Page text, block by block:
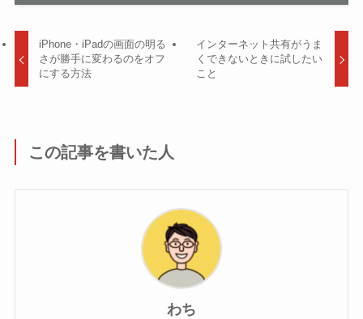
iPhone・iPadの画面の明る
さが勝手に変わるのをオフ
にする方法
インターネット共有がうま
くできないときに試したい
こと
この記事を書いた人
わち